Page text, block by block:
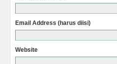
Email Address (harus diisi)
Website